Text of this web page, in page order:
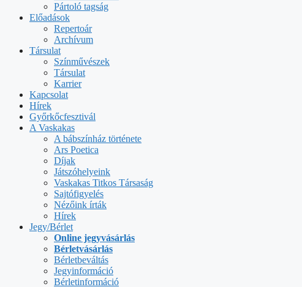
Pártoló tagság
Előadások
Repertoár
Archívum
Társulat
Színművészek
Társulat
Karrier
Kapcsolat
Hírek
Győrkőcfesztivál
A Vaskakas
A bábszínház története
Ars Poetica
Díjak
Játszóhelyeink
Vaskakas Titkos Társaság
Sajtófigyelés
Nézőink írták
Hírek
Jegy/Bérlet
Online jegyvásárlás
Bérletvásárlás
Bérletbeváltás
Jegyinformáció
Bérletinformáció